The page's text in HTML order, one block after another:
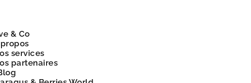
& Co
services
partenaires